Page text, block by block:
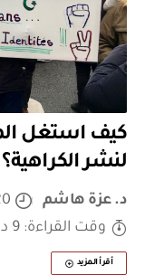
كيف استغل
لنشر الكراهية؟
د. عزة هاشم
وقت القراءة: 9 دقيقة
أقرأ المزيد